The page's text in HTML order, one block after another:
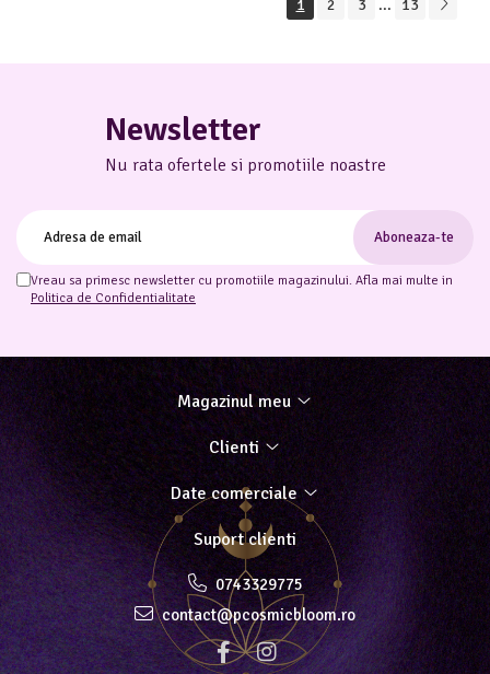
1 2 3 ... 13
Newsletter
Nu rata ofertele si promotiile noastre
Vreau sa primesc newsletter cu promotiile magazinului. Afla mai multe in
Politica de Confidentialitate
Magazinul meu
Clienti
Date comerciale
Suport clienti
0743329775
contact@pcosmicbloom.ro